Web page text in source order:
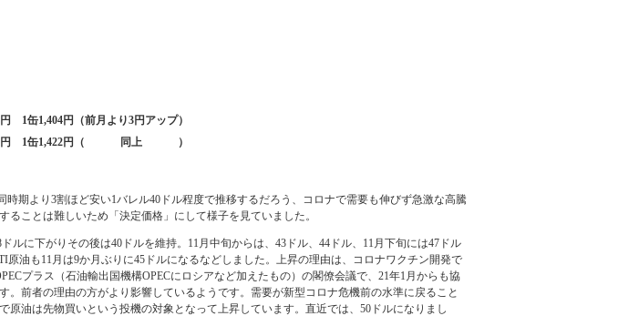
円 1缶1,404円（前月より3円アップ）
円 1缶1,422円（ 同上 ）
時期より3割ほど安い1バレル40ドル程度で推移するだろう、コロナで需要も伸びず急激な高騰
ことは難しいため「決定価格」にして様子を見ていました。
ルに下がりその後は40ドルを維持。11月中旬からは、43ドル、44ドル、11月下旬には47ドル
原油も11月は9か月ぶりに45ドルになるなどしました。上昇の理由は、コロナワクチン開発で
プラス（石油輸出国機構OPECにロシアなど加えたもの）の閣僚会議で、21年1月からも協
。前者の理由の方がより影響しているようです。需要が新型コロナ危機前の水準に戻ること
原油は先物買いという投機の対象となって上昇しています。直近では、50ドルになりまし